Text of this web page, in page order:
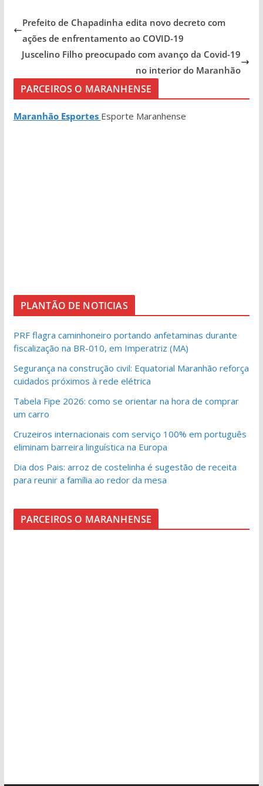
Prefeito de Chapadinha edita novo decreto com
ações de enfrentamento ao COVID-19
Juscelino Filho preocupado com avanço da Covid-19
no interior do Maranhão
PARCEIROS O MARANHENSE
Maranhão Esportes Esporte Maranhense
PLANTÃO DE NOTICIAS
PRF flagra caminhoneiro portando anfetaminas durante
fiscalização na BR-010, em Imperatriz (MA)
Segurança na construção civil: Equatorial Maranhão reforça
cuidados próximos à rede elétrica
Tabela Fipe 2026: como se orientar na hora de comprar
um carro
Cruzeiros internacionais com serviço 100% em português
eliminam barreira linguística na Europa
Dia dos Pais: arroz de costelinha é sugestão de receita
para reunir a família ao redor da mesa
PARCEIROS O MARANHENSE